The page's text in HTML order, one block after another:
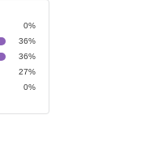
0%
36%
36%
27%
0%